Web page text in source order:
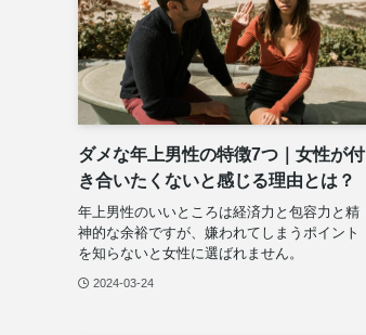
ダメな年上男性の特徴7つ｜女性が付
き合いたくないと感じる理由とは？
年上男性のいいところは経済力と包容力と精
神的な余裕ですが、嫌われてしまうポイント
を知らないと女性に選ばれません。
2024-03-24